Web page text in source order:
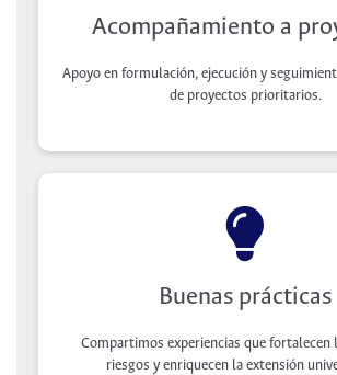
Acompañamiento a
Apoyo en formulación, ejecución y
de proyectos prioritarios.
Buenas prácticas
Compartimos experiencias que fortalecen
riesgos y enriquecen la extensión